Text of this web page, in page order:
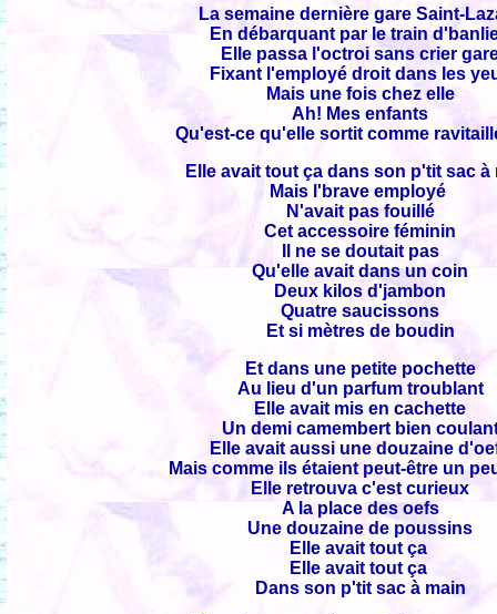
La semaine dernière gare Saint-
En débarquant par le train
Elle passa l'octroi sans crier
Fixant l'employé droit dans les
Mais une fois chez elle
Ah! Mes enfants
Qu'est-ce qu'elle sortit comme
Elle avait tout ça dans son p'tit sac à
Mais l'brave employé
N'avait pas fouillé
Cet accessoire féminin
Il ne se doutait pas
Qu'elle avait dans un coin
Deux kilos d'jambon
Quatre saucissons
Et si mètres de boudin
Et dans une petite pochette
Au lieu d'un parfum troublant
Elle avait mis en cachette
Un demi camembert bien
Elle avait aussi une douzaine
Mais comme ils étaient peut-être un
Elle retrouva c'est curieux
A la place des oefs
Une douzaine de poussins
Elle avait tout ça
Elle avait tout ça
Dans son p'tit sac à main